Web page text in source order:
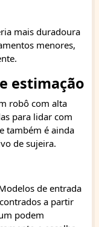
mais duradoura
menores,
estimação
robô com alta
para lidar com
também é ainda
de sujeira.
de entrada
a partir
podem